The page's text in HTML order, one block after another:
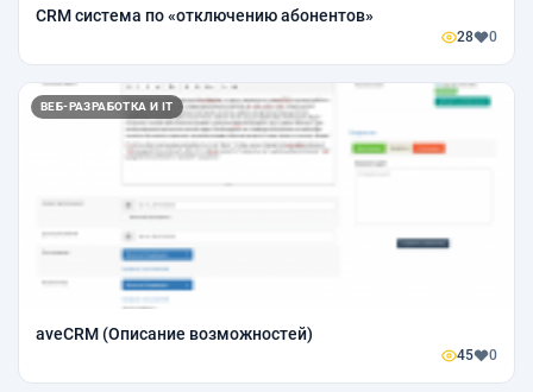
CRM система по «отключению абонентов»
28 0
ВЕБ-РАЗРАБОТКА И IT
aveCRM (Описание возможностей)
45 0